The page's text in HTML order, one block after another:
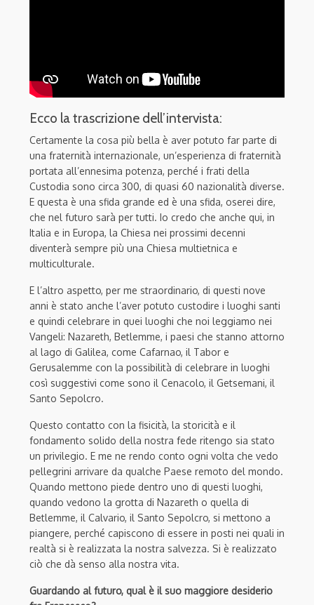
Ecco la trascrizione dell’intervista:
Certamente la cosa più bella è aver potuto far parte di
una fraternità internazionale, un’esperienza di fraternità
portata all’ennesima potenza, perché i frati della
Custodia sono circa 300, di quasi 60 nazionalità diverse.
E questa è una sfida grande ed è una sfida, oserei dire,
che nel futuro sarà per tutti. Io credo che anche qui, in
Italia e in Europa, la Chiesa nei prossimi decenni
diventerà sempre più una Chiesa multietnica e
multiculturale.
E l’altro aspetto, per me straordinario, di questi nove
anni è stato anche l’aver potuto custodire i luoghi santi
e quindi celebrare in quei luoghi che noi leggiamo nei
Vangeli: Nazareth, Betlemme, i paesi che stanno attorno
al lago di Galilea, come Cafarnao, il Tabor e
Gerusalemme con la possibilità di celebrare in luoghi
così suggestivi come sono il Cenacolo, il Getsemani, il
Santo Sepolcro.
Questo contatto con la fisicità, la storicità e il
fondamento solido della nostra fede ritengo sia stato
un privilegio. E me ne rendo conto ogni volta che vedo
pellegrini arrivare da qualche Paese remoto del mondo.
Quando mettono piede dentro uno di questi luoghi,
quando vedono la grotta di Nazareth o quella di
Betlemme, il Calvario, il Santo Sepolcro, si mettono a
piangere, perché capiscono di essere in posti nei quali in
realtà si è realizzata la nostra salvezza. Si è realizzato
ciò che dà senso alla nostra vita.
Guardando al futuro, qual è il suo maggiore desiderio